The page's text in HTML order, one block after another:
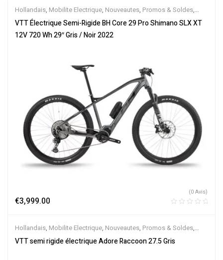
Hollandais, Mobilite Electrique, Nouveautes, Promos & Soldes,
Semi-Rigides,Vélo électrique ville,Velos Electriques,VTT
Électriques
VTT Électrique Semi-Rigide BH Core 29 Pro Shimano SLX XT
12V 720 Wh 29″ Gris / Noir 2022
€3,999.00
(0 Avis)
Hollandais, Mobilite Electrique, Nouveautes, Promos & Soldes,
Semi-Rigides,Vélo électrique ville,Velos Electriques,VTT
VTT semi rigide électrique Adore Raccoon 27.5 Gris